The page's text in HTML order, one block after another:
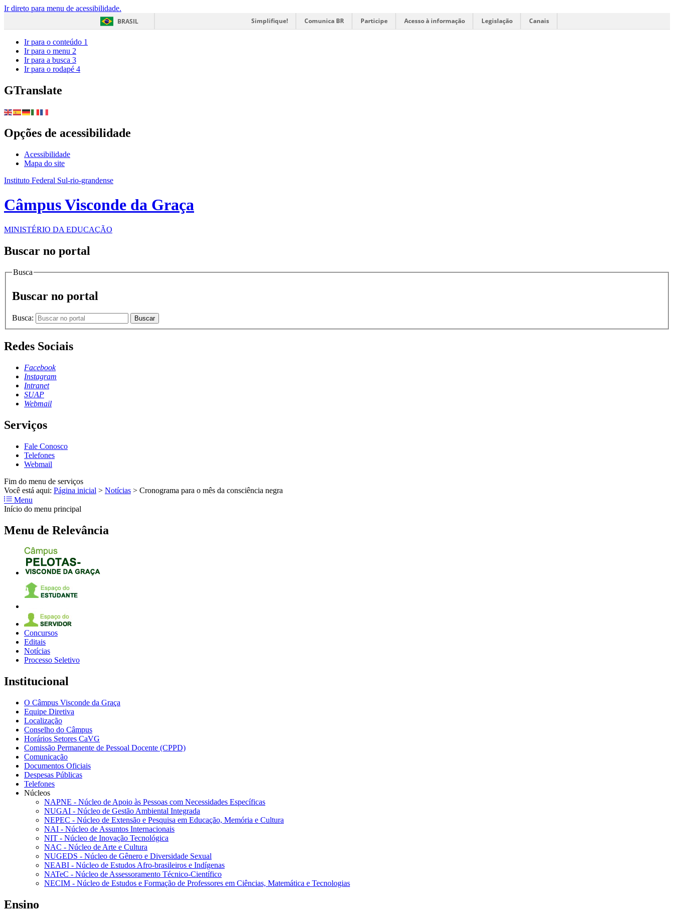
Ir direto para menu de acessibilidade.
BRASIL
Simplifique! Comunica BR Participe Acesso à informação Legislação Canais
Ir para o conteúdo 1
Ir para o menu 2
Ir para a busca 3
Ir para o rodapé 4
GTranslate
Opções de acessibilidade
Acessibilidade
Mapa do site
Instituto Federal Sul-rio-grandense
Câmpus Visconde da Graça
MINISTÉRIO DA EDUCAÇÃO
Buscar no portal
Busca
Buscar no portal
Busca: Buscar
Redes Sociais
Facebook
Instagram
Intranet
SUAP
Webmail
Serviços
Fale Conosco
Telefones
Webmail
Fim do menu de serviços
Você está aqui: Página inicial > Notícias > Cronograma para o mês da consciência negra
Menu
Início do menu principal
Menu de Relevância
Concursos
Editais
Notícias
Processo Seletivo
Institucional
O Câmpus Visconde da Graça
Equipe Diretiva
Localização
Conselho do Câmpus
Horários Setores CaVG
Comissão Permanente de Pessoal Docente (CPPD)
Comunicação
Documentos Oficiais
Despesas Públicas
Telefones
Núcleos
NAPNE - Núcleo de Apoio às Pessoas com Necessidades Específicas
NUGAI - Núcleo de Gestão Ambiental Integrada
NEPEC - Núcleo de Extensão e Pesquisa em Educação, Memória e Cultura
NAI - Núcleo de Assuntos Internacionais
NIT - Núcleo de Inovação Tecnológica
NAC - Núcleo de Arte e Cultura
NUGEDS - Núcleo de Gênero e Diversidade Sexual
NEABI - Núcleo de Estudos Afro-brasileiros e Indígenas
NATeC - Núcleo de Assessoramento Técnico-Científico
NECIM - Núcleo de Estudos e Formação de Professores em Ciências, Matemática e Tecnologias
Ensino